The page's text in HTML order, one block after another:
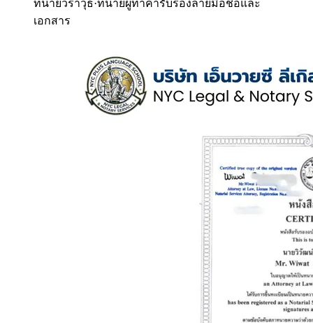
ทนายวราวุธ·ทนายผู้ทำคำรับรองลายมือชื่อและ
เอกสาร